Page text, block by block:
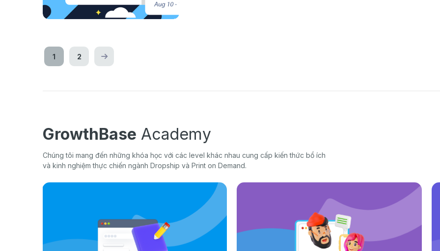
1 2
GrowthBase Academy
Chúng tôi mang đến những khóa học với các level khác nhau cung cấp kiến thức bổ ích
và kinh nghiệm thực chiến ngành Dropship và Print on Demand.